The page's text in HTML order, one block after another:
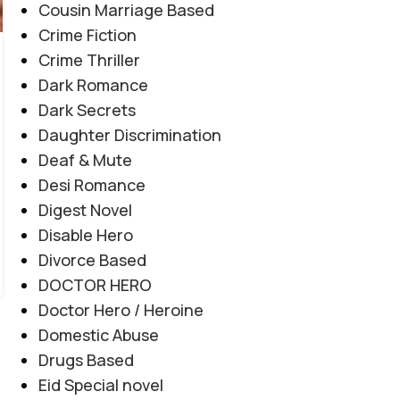
COMPLETE NOVEL
HEARTBREAKING LOVE STORY
SOCIAL ROMANTIC NOVEL
Teenager By Maleeha Yousuf
Posted by
یہ ناول اعتماد، دھوکے اور خود کو محفوظ رکھنے کی
جدوجہد کو مؤثر انداز میں پیش کرتا ہے۔ مرکزی کردار
مشکل حالات کا سامنا کرتے ہوئے ہمت، خود اعتمادی
اور درست فیصلوں کے ذریعے اپنی زندگی بدلنے کی
کوشش کرتی ہے، جبکہ کہانی جذبات، سسپنس اور اہم
سماجی پہلوؤں کو خوبصورتی سے اجاگر کرتی ہے۔
CONTINUE READING
Cousin Marriage Based
Crime Fiction
Crime Thriller
Dark Romance
Dark Secrets
Daughter Discrimination
Deaf & Mute
Desi Romance
Digest Novel
Disable Hero
Divorce Based
DOCTOR HERO
Doctor Hero / Heroine
Domestic Abuse
Drugs Based
Eid Special novel